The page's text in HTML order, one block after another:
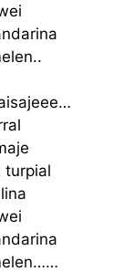
turpial